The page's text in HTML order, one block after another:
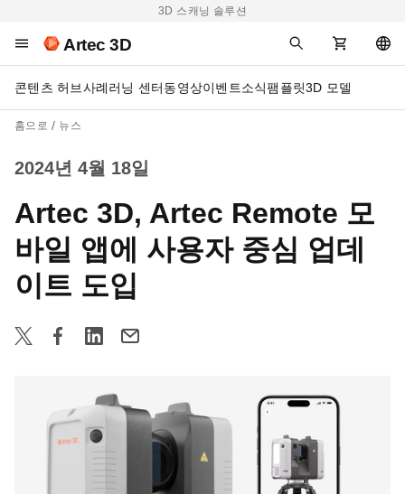
3D 스캐닝 솔루션
Artec 3D
콘텐츠 허브사례러닝 센터동영상이벤트소식팸플릿3D 모델
홈으로 뉴스
2024년 4월 18일
Artec 3D, Artec Remote 모
바일 앱에 사용자 중심 업데
이트 도입